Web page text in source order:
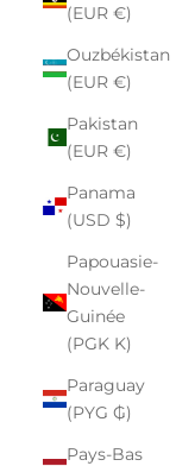
(EUR €)
Ouzbékistan
(EUR €)
Pakistan
(EUR €)
Panama
(USD $)
Papouasie-
Nouvelle-
Guinée
(PGK K)
Paraguay
(PYG ₲)
Pays-Bas